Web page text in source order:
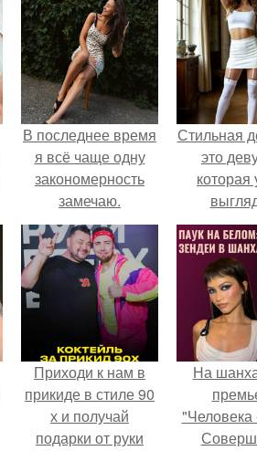
В последнее время
я всё чаще одну
закономерность
замечаю.
Стильная
это
которая
элегантно
Приходи к нам в
прикиде в стиле 90
х и получай
подарки от руки
На
"Человека